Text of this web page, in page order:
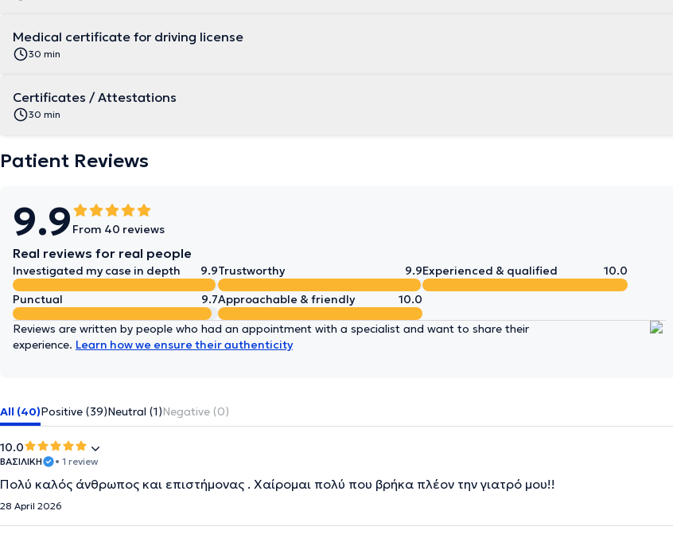
Medical certificate for driving license
30 min
Certificates / Attestations
30 min
Patient Reviews
9.9 From 40 reviews
Real reviews for real people
Investigated my case in depth 9.9Trustworthy 9.9Experienced & qualified
10.0
Punctual
9.7Approachable & friendly 10.0
Reviews are written by people who had an appointment with a specialist and want to share their
experience. Learn how we ensure their authenticity
All (40)Positive (39)Neutral (1)Negative (0)
10.0
ΒΑΣΙΛΙΚΗ • 1 review
Πολύ καλός άνθρωπος και επιστήμονας . Χαίρομαι πολύ που βρήκα πλέον την γιατρό μου!!
28 April 2026